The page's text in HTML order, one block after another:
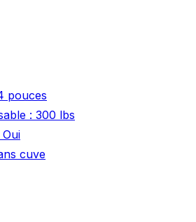
pouces
: 300 lbs
Oui
cuve